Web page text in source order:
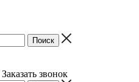
Заказать звонок